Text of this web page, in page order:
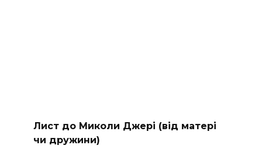
Лист до Миколи Джері (від матері
чи дружини)